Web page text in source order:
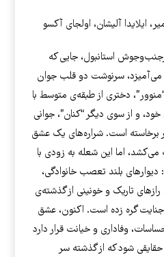
ایلایدا آلیشان، اولجای آکسو
استانبول، جایی که
می‌آمیزد، سرنوشت دو قلب جوان
دختری از طبقه‌ی متوسط با
و از سوی دیگر “کنان”، جوانی
برخاسته است. شراره‌های یک عشق
می‌کشد، اما این شعله به زودی با
بلند تعصب خانوادگی،
تاریک و خونینی از گذشته‌ی
جنایت گره زده است. اکنون، عشق
وفاداری و خیانت قرار دارد
شود که از گذشته سر